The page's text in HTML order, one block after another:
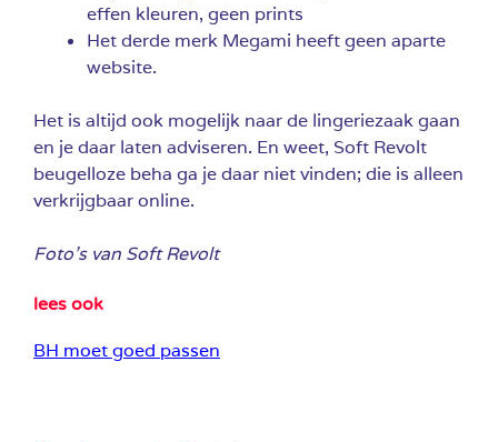
effen kleuren, geen prints
Het derde merk Megami heeft geen aparte
website.
Het is altijd ook mogelijk naar de lingeriezaak gaan
en je daar laten adviseren. En weet, Soft Revolt
beugelloze beha ga je daar niet vinden; die is alleen
verkrijgbaar online.
Foto’s van Soft Revolt
lees ook
BH moet goed passen